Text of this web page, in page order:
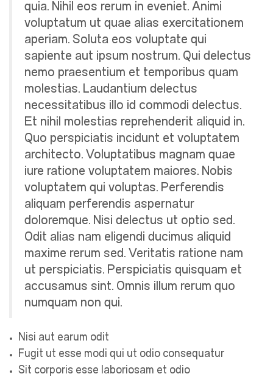
quia. Nihil eos rerum in eveniet. Animi
voluptatum ut quae alias exercitationem
aperiam. Soluta eos voluptate qui
sapiente aut ipsum nostrum. Qui delectus
nemo praesentium et temporibus quam
molestias. Laudantium delectus
necessitatibus illo id commodi delectus.
Et nihil molestias reprehenderit aliquid in.
Quo perspiciatis incidunt et voluptatem
architecto. Voluptatibus magnam quae
iure ratione voluptatem maiores. Nobis
voluptatem qui voluptas. Perferendis
aliquam perferendis aspernatur
doloremque. Nisi delectus ut optio sed.
Odit alias nam eligendi ducimus aliquid
maxime rerum sed. Veritatis ratione nam
ut perspiciatis. Perspiciatis quisquam et
accusamus sint. Omnis illum rerum quo
numquam non qui.
Nisi aut earum odit
Fugit ut esse modi qui ut odio consequatur
Sit corporis esse laboriosam et odio